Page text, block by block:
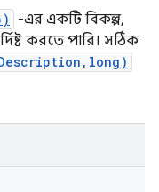
-এর একটি বিকল্প,
করতে পারি। সঠিক